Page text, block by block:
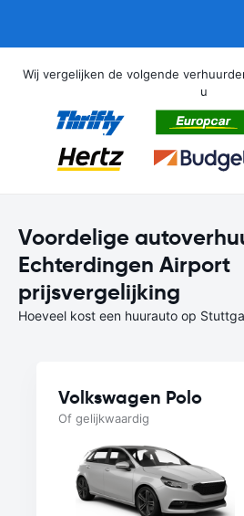
Wij vergelijken de volgende
u
Voordelige
Echterdingen Airport
prijsvergelijking
Hoeveel kost een huurauto op
Volkswagen Polo
Of gelijkwaardig